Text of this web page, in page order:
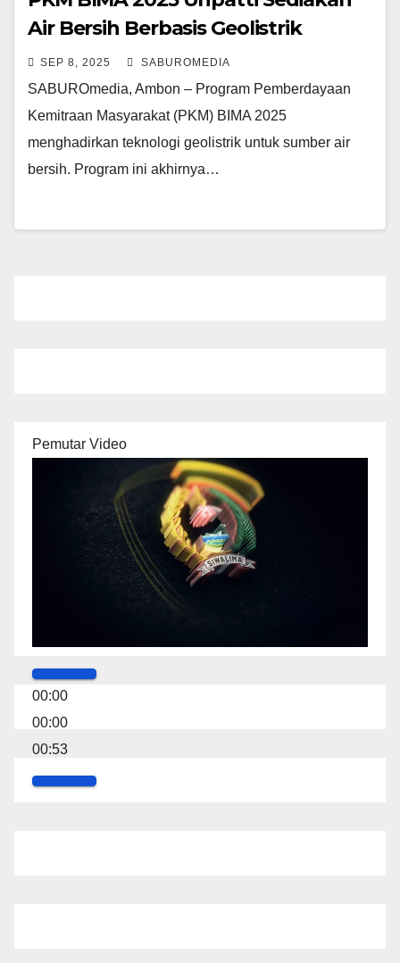
Air Bersih Berbasis Geolistrik
SEP 8, 2025 SABUROMEDIA
SABUROmedia, Ambon – Program Pemberdayaan
Kemitraan Masyarakat (PKM) BIMA 2025
menghadirkan teknologi geolistrik untuk sumber air
bersih. Program ini akhirnya…
Pemutar Video
00:00
00:00
00:53